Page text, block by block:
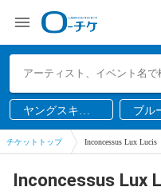
ヤングスキニ
ー
ブル
チケットトップ Inconcessus Lux Lucis
Inconcessus Lux